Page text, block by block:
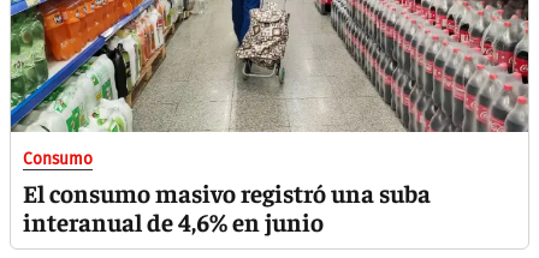
Consumo
El consumo masivo registró una suba
interanual de 4,6% en junio